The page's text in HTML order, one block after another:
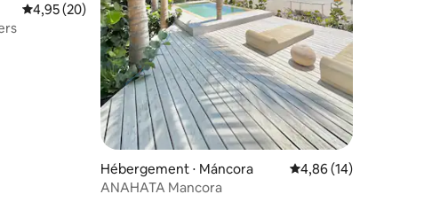
: 4,94 sur 5
Évaluation moyenne sur la base de 20 commentaires : 4,95 sur 5
4,95 (20)
Hébergement ⋅ Máncora Évaluation moyenne
4,86 (14)
ANAHATA Mancora